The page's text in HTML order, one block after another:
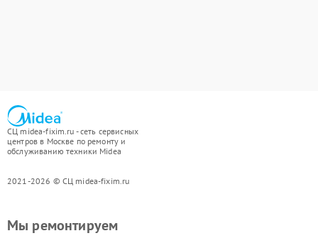
СЦ midea-fixim.ru - сеть сервисных
центров в Москве по ремонту и
обслуживанию техники Midea
2021-2026 © СЦ midea-fixim.ru
Мы ремонтируем